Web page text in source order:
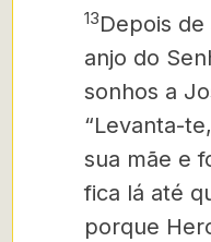
13Depois
anjo do
so­nhos a
“Levanta-
sua mãe e
fica lá até
porque